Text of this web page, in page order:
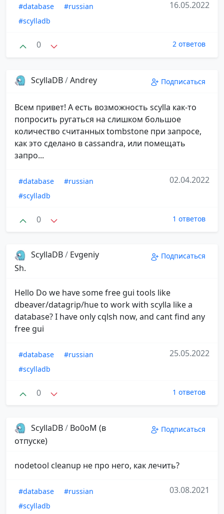
#database
#russian
#scylladb
16.05.2022
0 2 ответов
ScyllaDB/Andrey Подписаться
Всем привет! А есть возможность scylla как-то
попросить ругаться на слишком большое
количество считанных tombstone при запросе,
как это сделано в cassandra, или помещать
запро...
#database
#russian
#scylladb
02.04.2022
0 1 ответов
ScyllaDB/ Evgeniy
Sh.
Подписаться
Hello Do we have some free gui tools like
dbeaver/datagrip/hue to work with scylla like a
database? I have only cqlsh now, and cant find any
free gui
#database
#russian
#scylladb
25.05.2022
0 1 ответов
ScyllaDB/ Bo0oM (в
отпуске)
Подписаться
nodetool cleanup не про него, как лечить?
#database
#russian
#scylladb
03.08.2021